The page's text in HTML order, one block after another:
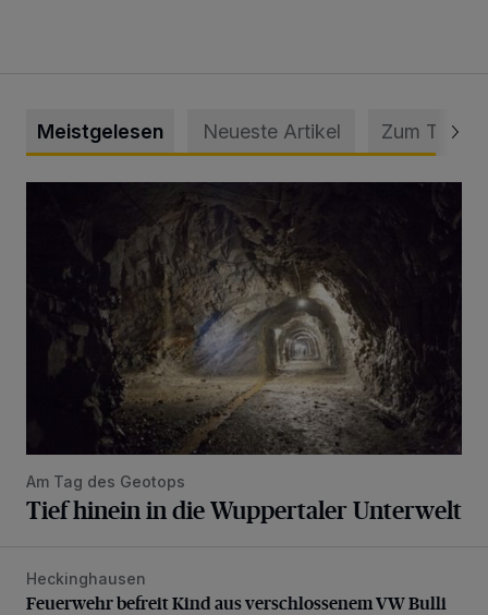
Meistgelesen Neueste Artikel Zum Thema
Am Tag des Geotops
Tief hinein in die Wuppertaler Unterwelt
Feuerwehr befreit Kind aus verschlossenem VW Bulli
Heckinghausen
Feuerwehr befreit Kind aus verschlossenem VW Bulli